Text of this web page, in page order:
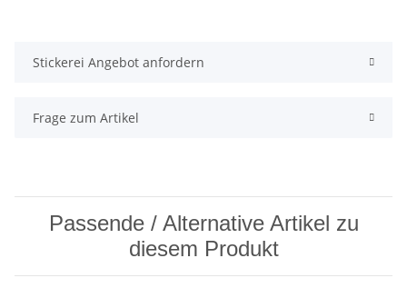
Stickerei Angebot anfordern
Frage zum Artikel
Passende / Alternative Artikel zu
diesem Produkt